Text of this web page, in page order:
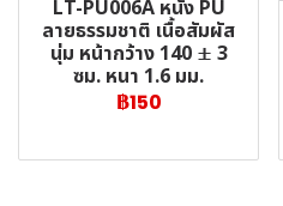
LT-PU006A หนัง PU
ลายธรรมชาติ เนื้อสัมผัส
นุ่ม หน้ากว้าง 140 ± 3
ซม. หนา 1.6 มม.
฿150